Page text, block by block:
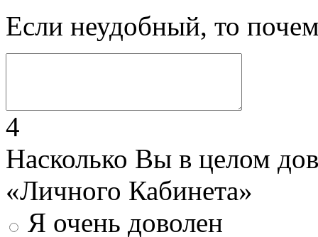
Если неудобный, то
4
Насколько Вы в целом
«Личного Кабинета»
Я очень доволен